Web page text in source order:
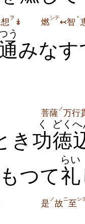
ヲ ↡ 燃シテ↢智 ＊
う
みなす
菩薩 ノ万行
き 功
く
徳
どく へ
つて礼
らい
是 ノ故 ニ至シ